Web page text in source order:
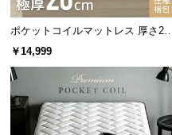
ポケットコイルマットレス 厚さ20
cm SD
￥14,999